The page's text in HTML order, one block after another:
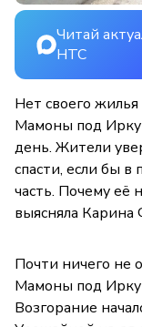
Читай
НТС
Нет своего
Мамоны под
день. Жители
спасти, если бы в
часть. Почему её
выясняла Карина
Почти ничего не
Мамоны под
Возгорание